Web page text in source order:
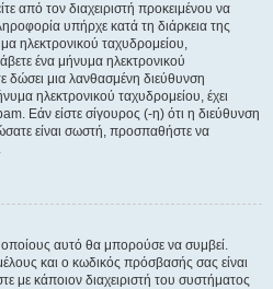
από τον διαχειριστή προκειμένου να
υπήρχε κατά τη διάρκεια της
ηλεκτρονικού ταχυδρομείου,
ένα μήνυμα ηλεκτρονικού
δώσει μια λανθασμένη διεύθυνση
ηλεκτρονικού ταχυδρομείου, έχει
Εάν είστε σίγουρος (-η) ότι η διεύθυνση
είναι σωστή, προσπαθήστε να
αυτό θα μπορούσε να συμβεί.
και ο κωδικός πρόσβασής σας είναι
με κάποιον διαχειριστή του συστήματος